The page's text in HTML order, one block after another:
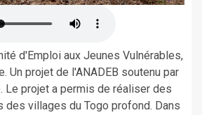
d'Emploi aux Jeunes Vulnérables,
Un projet de l'ANADEB soutenu par
Le projet a permis de réaliser des
des villages du Togo profond. Dans